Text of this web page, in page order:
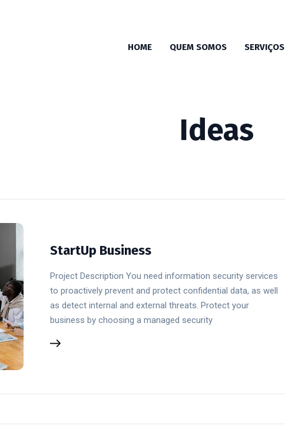
HOME QUEM SOMOS SERVIÇOS
Ideas
StartUp Business
Project Description You need information security services
to proactively prevent and protect confidential data, as well
as detect internal and external threats. Protect your
business by choosing a managed security